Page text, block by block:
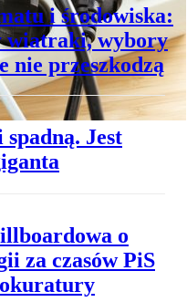
i środowiska:
wiatraki, wybory
nie przeszkodzą
Jest
o
za czasów PiS